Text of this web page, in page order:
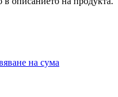
на сума